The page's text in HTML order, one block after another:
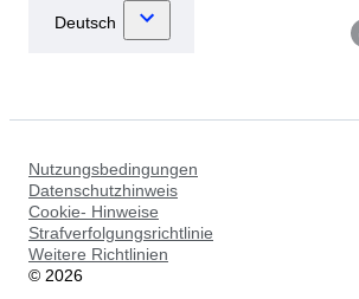
Nutzungsbedingungen
Datenschutzhinweis
Cookie- Hinweise
Strafverfolgungsrichtlinie
Weitere Richtlinien
© 2026